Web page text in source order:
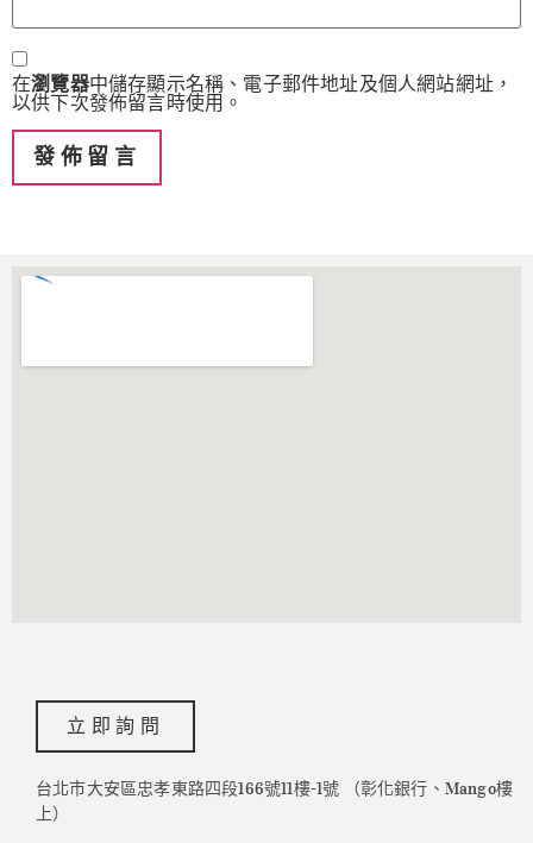
在瀏覽器中儲存顯示名稱、電子郵件地址及個人網站網址，
以供下次發佈留言時使用。
立即詢問
台北市大安區忠孝東路四段166號11樓-1號 （彰化銀行、Mango樓
上）